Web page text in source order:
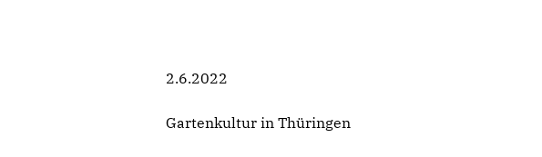
2.6.2022
Gartenkultur in Thüringen